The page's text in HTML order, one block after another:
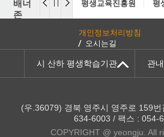
배너
존
평생교육진흥원 평
개인정보처리방침
오시는길
시 산하 평생학습기관 관
(우.36079) 경북 영주시 영주로 159번
634-6003 / 팩스 : 054-
COPYRIGHT @ yeongju. All